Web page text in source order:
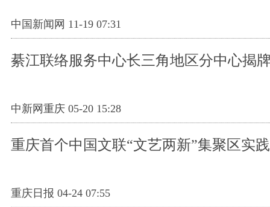
中国新闻网 11-19 07:31
綦江联络服务中心长三角地区分中心揭
中新网重庆 05-20 15:28
重庆首个中国文联“文艺两新”集聚区实
重庆日报 04-24 07:55